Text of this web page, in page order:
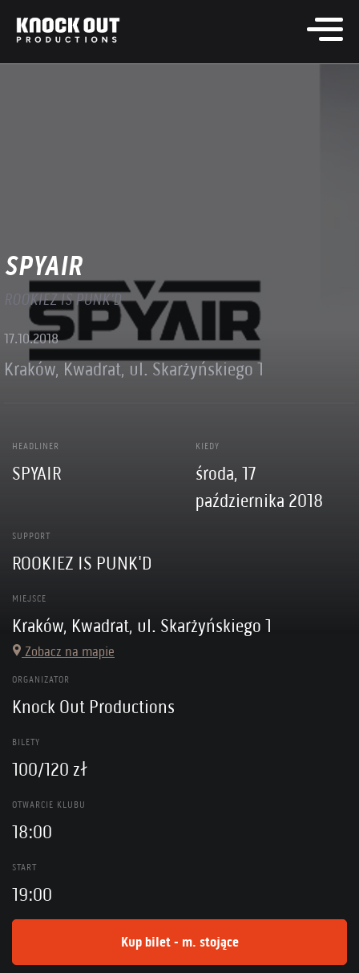
SPYAIR
ROOKIEZ IS PUNK'D
17.10.2018
Kraków, Kwadrat, ul. Skarżyńskiego 1
HEADLINER
SPYAIR
KIEDY
środa, 17
października 2018
SUPPORT
ROOKIEZ IS PUNK'D
MIEJSCE
Kraków, Kwadrat, ul. Skarżyńskiego 1
Zobacz na mapie
ORGANIZATOR
Knock Out Productions
BILETY
100/120 zł
OTWARCIE KLUBU
18:00
START
19:00
Kup bilet - m. stojące